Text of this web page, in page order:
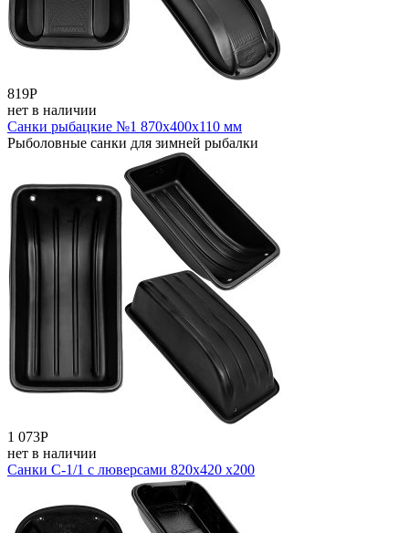
819Р
нет в наличии
Санки рыбацкие №1 870х400х110 мм
Рыболовные санки для зимней рыбалки
1 073Р
нет в наличии
Санки С-1/1 с люверсами 820х420 х200